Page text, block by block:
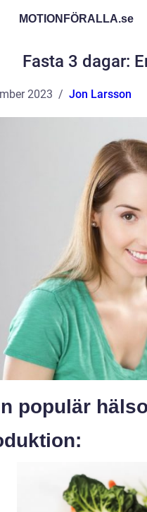
MOTIONFÖRALLA.se
Fasta 3 dagar:
2023 Jon Larsson
populär